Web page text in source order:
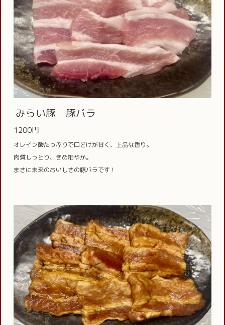
みらい豚 豚バラ
1200円
オレイン酸たっぷりで口どけが甘く、上品な香り。
肉質しっとり、きめ細やか。
まさに未来のおいしさの豚バラです！